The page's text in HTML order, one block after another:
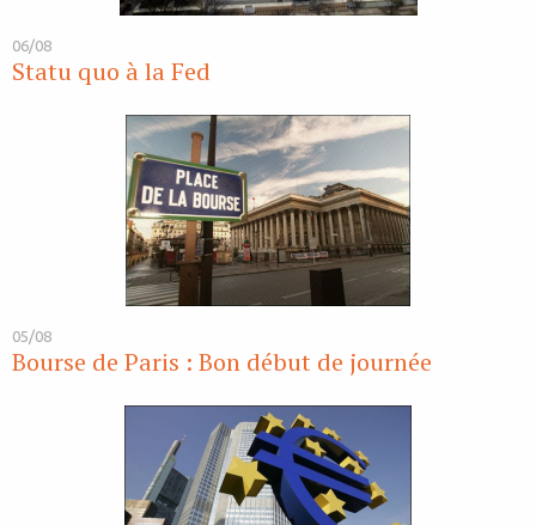
06/08
Statu quo à la Fed
05/08
Bourse de Paris : Bon début de journée